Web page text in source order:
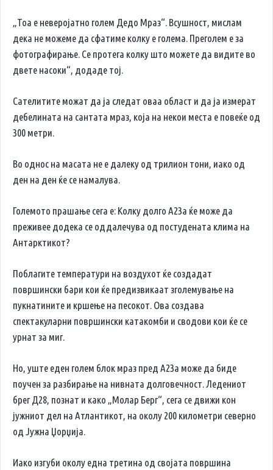
„Тоа е неверојатно голем Дедо Мраз“. Всушност, мислам
дека не можеме да сфатиме колку е голема. Преголем е за
фотографирање. Се протега колку што можете да видите во
двете насоки“, додаде тој.
Сателитите можат да ја следат оваа област и да ја измерат
дебелината на сантата мраз, која на некои места е повеќе од
300 метри.
Во однос на масата не е далеку од трилион тони, иако од
ден на ден ќе се намалува.
Големото прашање сега е: Колку долго A23a ќе може да
преживее додека се оддалечува од постудената клима на
Антарктикот?
Поблагите температури на воздухот ќе создадат
површински бари кои ќе предизвикаат зголемување на
пукнатините и кршење на песокот. Ова создава
спектакуларни површински катакомби и сводови кои ќе се
урнат за миг.
Но, уште еден голем блок мраз пред A23a може да биде
поучен за разбирање на нивната долговечност. Ледениот
брег Д28, познат и како „Молар Берг“, сега се движи кон
јужниот дел на Атлантикот, на околу 200 километри северно
од Јужна Џорџија.
Иако изгуби околу една третина од својата површина